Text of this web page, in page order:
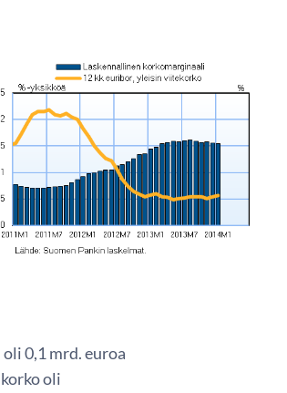
0,1 mrd. euroa
oli